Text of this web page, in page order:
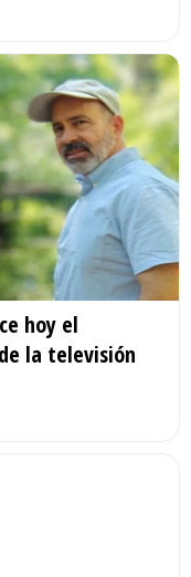
hoy el
la televisión